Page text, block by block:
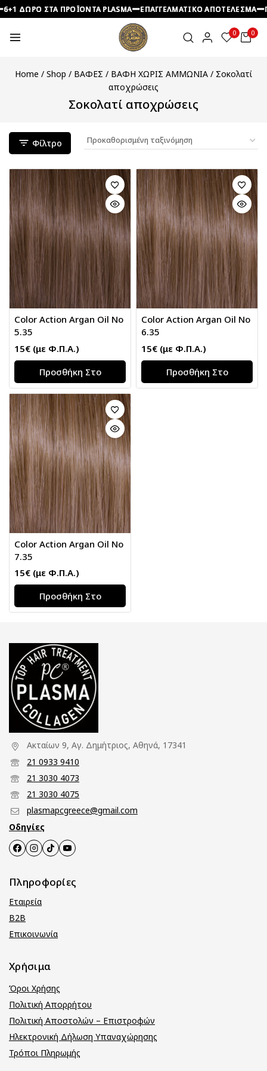
ΣΤΑ ΠΡΟΪΟΝΤΑ PLASMA ΕΠΑΓΓΕΛΜΑΤΙΚΟ ΑΠΟΤΕΛΕΣΜΑ
ΣΤΑ ΠΡΟΪΟΝΤΑ PLASMA ΕΠΑΓΓΕΛΜΑΤΙΚΟ ΑΠΟΤΕΛΕΣΜΑ
ΣΤΑ ΠΡΟΪΟΝΤΑ PLASMA ΕΠΑΓΓΕΛΜΑΤΙΚΟ ΑΠΟΤΕΛΕΣΜΑ
0 0
Home / Shop / ΒΑΦΕΣ / ΒΑΦΗ ΧΩΡΙΣ ΑΜΜΩΝΙΑ / Σοκολατί
αποχρώσεις
Σοκολατί αποχρώσεις
Φίλτρο
Color Action Argan Oil Νο
5.35
15€ (με Φ.Π.Α.)
Προσθήκη Στο
Καλάθι
Color Action Argan Oil Νο
6.35
15€ (με Φ.Π.Α.)
Προσθήκη Στο
Καλάθι
Color Action Argan Oil Νο
7.35
15€ (με Φ.Π.Α.)
Προσθήκη Στο
Καλάθι
Ακταίων 9, Αγ. Δημήτριος, Αθηνά, 17341
21 0933 9410
21 3030 4073
21 3030 4075
plasmapcgreece@gmail.com
Οδηγίες
Πληροφορίες
Εταιρεία
B2B
Επικοινωνία
Χρήσιμα
Όροι Χρήσης
Πολιτική Απορρήτου
Πολιτική Αποστολών – Επιστροφών
Ηλεκτρονική Δήλωση Υπαναχώρησης
Τρόποι Πληρωμής